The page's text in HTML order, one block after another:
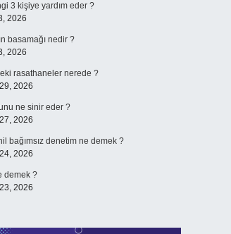
3 kişiye yardım eder ?
2026
basamağı nedir ?
2026
rasathaneler nerede ?
2026
ne sinir eder ?
2026
bağımsız denetim ne demek ?
2026
demek ?
2026